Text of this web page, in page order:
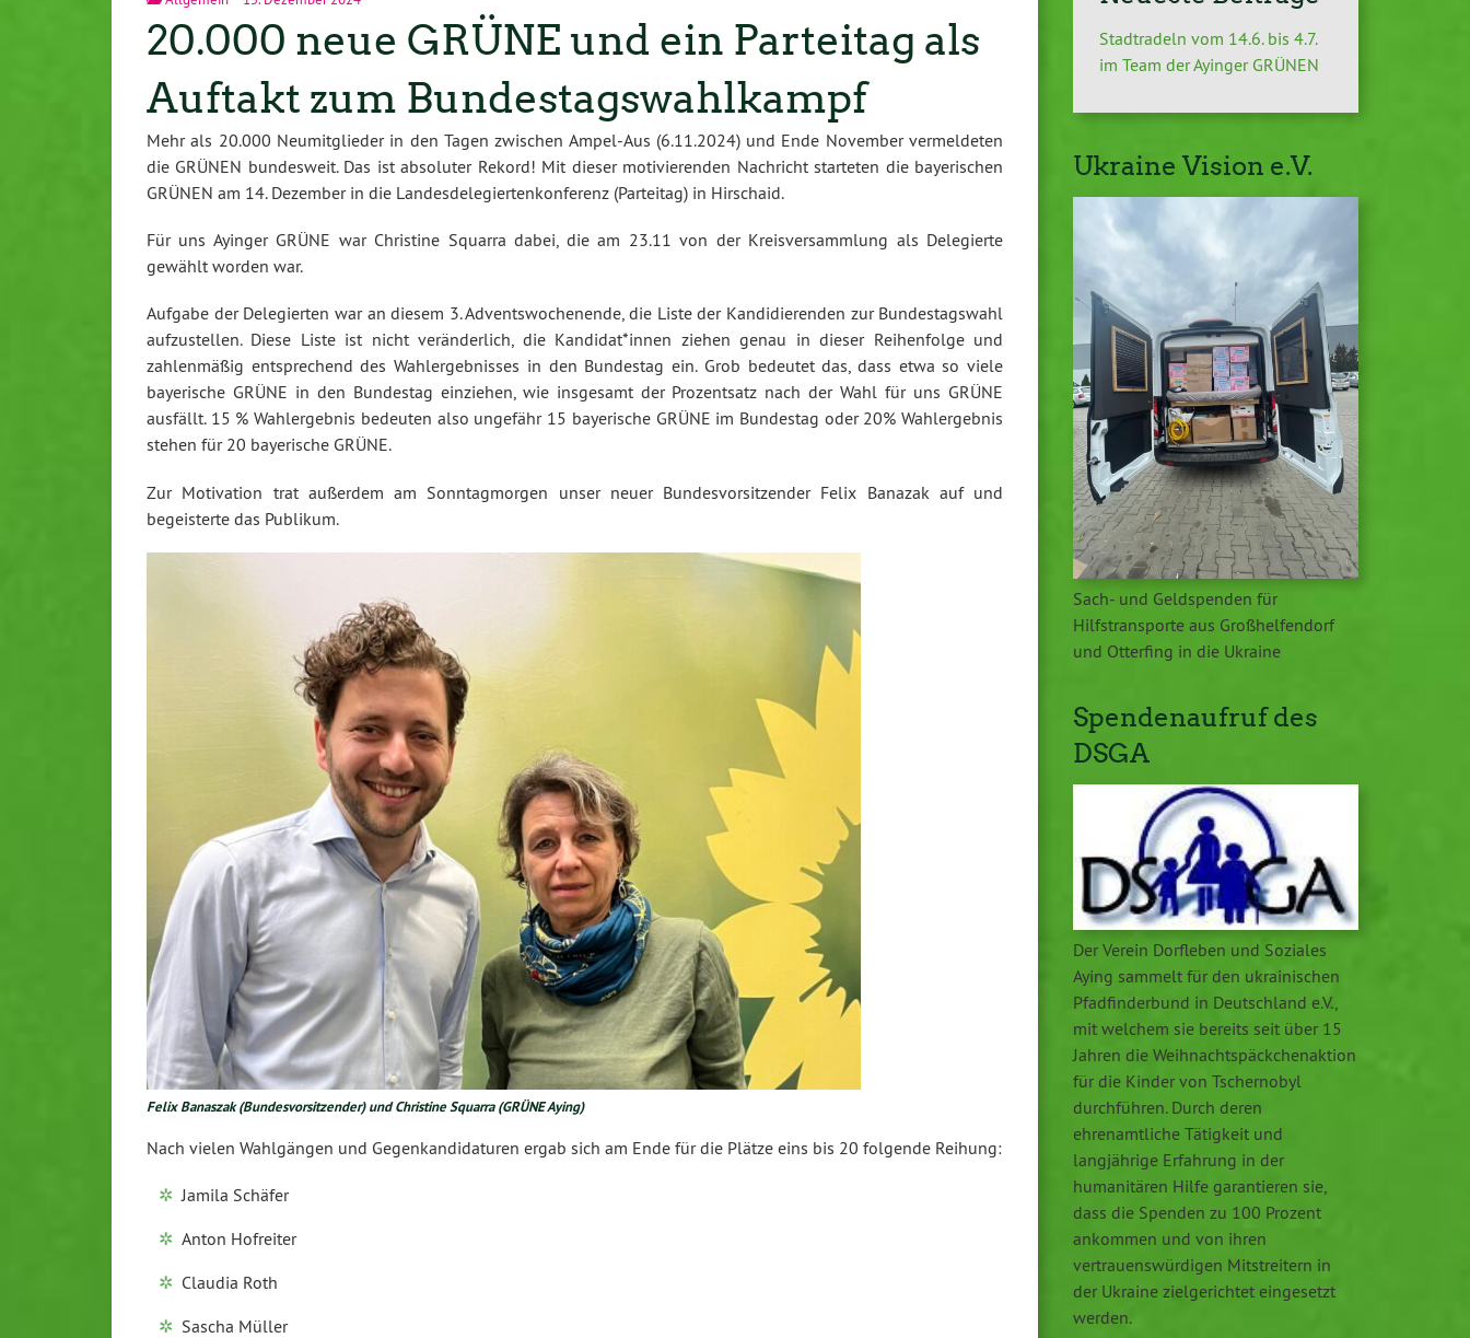
20.000 neue GRÜNE und ein Parteitag als
Auftakt zum Bundestagswahlkampf
Mehr als 20.000 Neumitglieder in den Tagen zwischen Ampel-Aus (6.11.2024) und Ende November vermeldeten
die GRÜNEN bundesweit. Das ist absoluter Rekord! Mit dieser motivierenden Nachricht starteten die bayerischen
GRÜNEN am 14. Dezember in die Landesdelegiertenkonferenz (Parteitag) in Hirschaid.
Für uns Ayinger GRÜNE war Christine Squarra dabei, die am 23.11 von der Kreisversammlung als Delegierte
gewählt worden war.
Aufgabe der Delegierten war an diesem 3. Adventswochenende, die Liste der Kandidierenden zur Bundestagswahl
aufzustellen. Diese Liste ist nicht veränderlich, die Kandidat*innen ziehen genau in dieser Reihenfolge und
zahlenmäßig entsprechend des Wahlergebnisses in den Bundestag ein. Grob bedeutet das, dass etwa so viele
bayerische GRÜNE in den Bundestag einziehen, wie insgesamt der Prozentsatz nach der Wahl für uns GRÜNE
ausfällt. 15 % Wahlergebnis bedeuten also ungefähr 15 bayerische GRÜNE im Bundestag oder 20% Wahlergebnis
stehen für 20 bayerische GRÜNE.
Zur Motivation trat außerdem am Sonntagmorgen unser neuer Bundesvorsitzender Felix Banazak auf und
begeisterte das Publikum.
Felix Banaszak (Bundesvorsitzender) und Christine Squarra (GRÜNE Aying)
Nach vielen Wahlgängen und Gegenkandidaturen ergab sich am Ende für die Plätze eins bis 20 folgende Reihung:
Jamila Schäfer
Anton Hofreiter
Claudia Roth
Sascha Müller
Stadtradeln vom 14.6. bis 4.7.
im Team der Ayinger GRÜNEN
Ukraine Vision e.V.
Sach- und Geldspenden für
Hilfstransporte aus Großhelfendorf
und Otterfing in die Ukraine
Spendenaufruf des
DSGA
Der Verein Dorfleben und Soziales
Aying sammelt für den ukrainischen
Pfadfinderbund in Deutschland e.V.,
mit welchem sie bereits seit über 15
Jahren die Weihnachtspäckchenaktion
für die Kinder von Tschernobyl
durchführen. Durch deren
ehrenamtliche Tätigkeit und
langjährige Erfahrung in der
humanitären Hilfe garantieren sie,
dass die Spenden zu 100 Prozent
ankommen und von ihren
vertrauenswürdigen Mitstreitern in
der Ukraine zielgerichtet eingesetzt
werden.